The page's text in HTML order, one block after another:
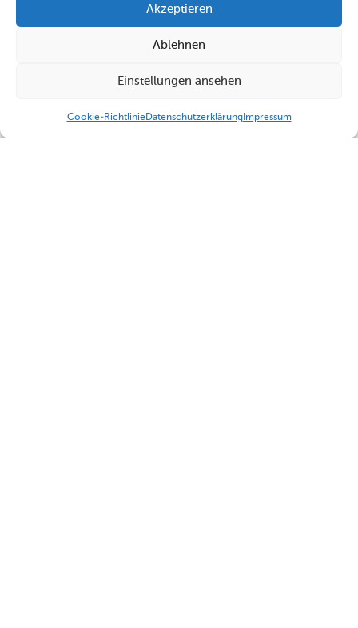
Akzeptieren
Ablehnen
Einstellungen ansehen
Cookie-RichtlinieDatenschutzerklärungImpressum